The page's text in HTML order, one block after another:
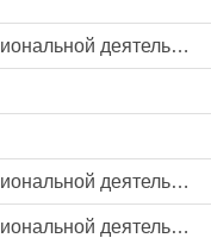
Иностранный язык в профессиональной деятельности
Иностранный язык в профессиональной деятельности
Иностранный язык в профессиональной деятельности